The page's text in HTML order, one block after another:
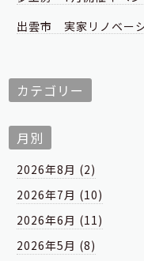
出雲市 実家リノベー
カテゴリー
月別
2026年8月 (2)
2026年7月 (10)
2026年6月 (11)
2026年5月 (8)